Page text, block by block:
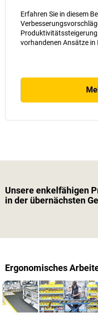
Erfahren Sie in diesem
vorhandenen Ansätze in
Unsere enkelfähigen
in der übernächsten
Ergonomisches